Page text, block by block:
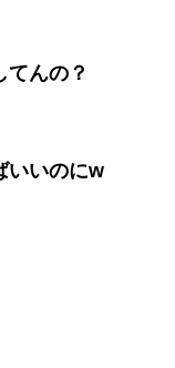
てんの？
いいのにw